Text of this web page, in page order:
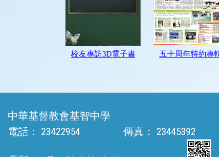
中華基督教會基智中學
電話：
23422954 傳真： 23445392